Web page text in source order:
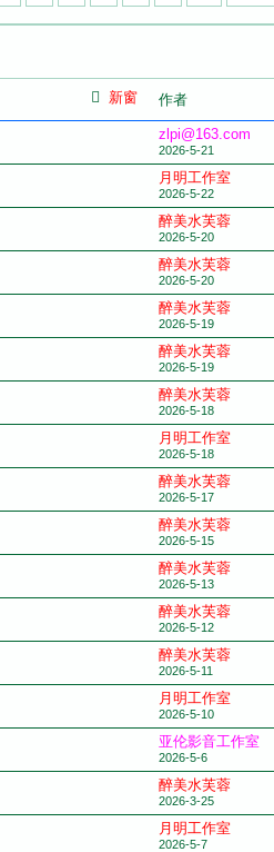
新窗 作者
zlpi@163.com
2026-5-21
月明工作室
2026-5-22
醉美水芙蓉
2026-5-20
醉美水芙蓉
2026-5-20
醉美水芙蓉
2026-5-19
醉美水芙蓉
2026-5-19
醉美水芙蓉
2026-5-18
月明工作室
2026-5-18
醉美水芙蓉
2026-5-17
醉美水芙蓉
2026-5-15
醉美水芙蓉
2026-5-13
醉美水芙蓉
2026-5-12
醉美水芙蓉
2026-5-11
月明工作室
2026-5-10
亚伦影音工作室
2026-5-6
醉美水芙蓉
2026-3-25
月明工作室
2026-5-7